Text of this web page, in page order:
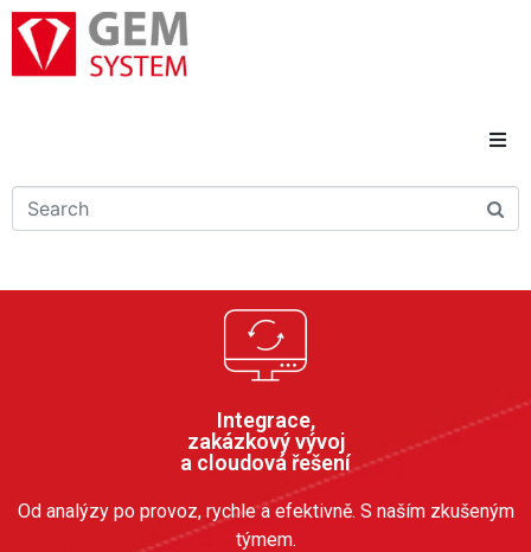
Domů
Kariéra
Kontakty
Integrace,
zakázkový vývoj
a cloudová řešení
Od analýzy po provoz, rychle a efektivně. S naším zkušeným
týmem.